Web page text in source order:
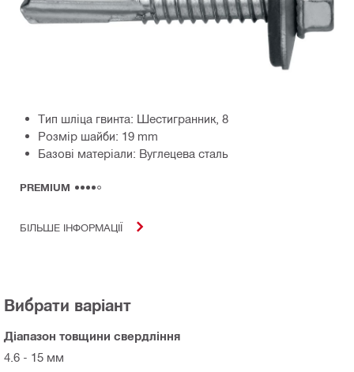
Тип шліца гвинта: Шестигранник, 8
Розмір шайби: 19 mm
Базові матеріали: Вуглецева сталь
PREMIUM
БІЛЬШЕ ІНФОРМАЦІЇ
Вибрати варіант
Діапазон товщини свердління
4.6 - 15 мм